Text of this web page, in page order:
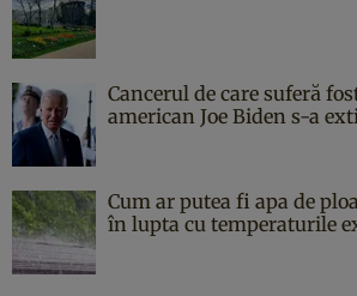
Cancerul de care suferă
american Joe Biden s-a
Cum ar putea fi apa de
în lupta cu temperaturile